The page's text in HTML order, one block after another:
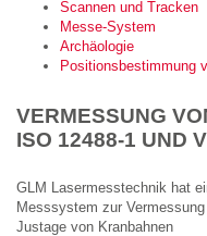
Scannen und Tracken
Messe-System
Archäologie
Positionsbestimmung
VERMESSUNG
ISO 12488-1 UND
GLM Lasermesstechnik hat
Messsystem zur Vermessung
Justage von Kranbahnen